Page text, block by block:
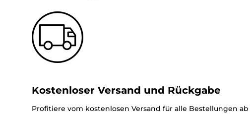
Kostenloser Versand und Rückgabe
Profitiere vom kostenlosen Versand für alle Bestellungen ab